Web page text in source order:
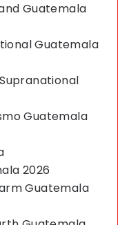
Guatemala
Guatemala
Guatemala
2026
Guatemala